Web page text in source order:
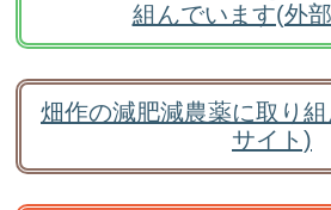
組んでいます(外
畑作の減肥減農薬に取り
サイト)